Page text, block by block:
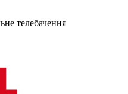
телебачення